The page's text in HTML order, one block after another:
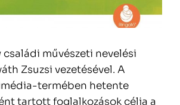
családi művészeti nevelési
Zsuzsi vezetésével. A
termében hetente
tartott foglalkozások célja a